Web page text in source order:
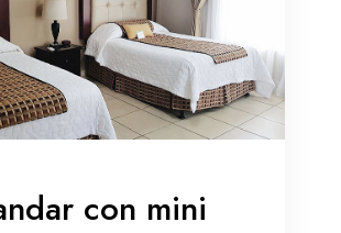
con mini